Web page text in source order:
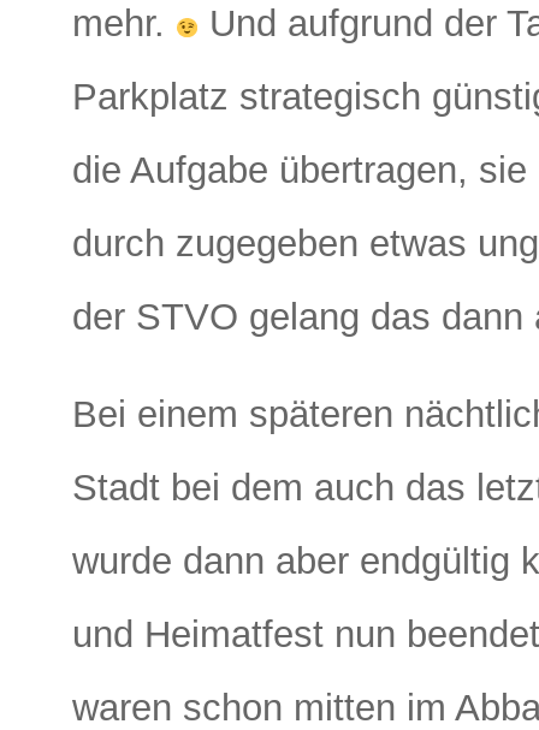
mehr.
Und aufgrund der
Parkplatz strategisch
die Aufgabe übertragen,
durch zugegeben etwas
der STVO gelang das
Bei einem späteren
Stadt bei dem auch das
wurde dann aber endgültig
und Heimatfest nun
waren schon mitten im